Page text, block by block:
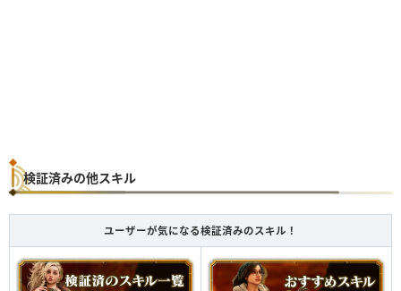
検証済みの他スキル
ユーザーが気になる検証済みのスキル！